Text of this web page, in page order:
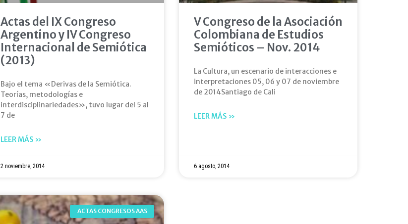
Actas del IX Congreso
Argentino y IV Congreso
Internacional de Semiótica
(2013)
Bajo el tema «Derivas de la Semiótica.
Teorías, metodologías e
interdisciplinariedades», tuvo lugar del 5 al
7 de
LEER MÁS »
2 noviembre, 2014
V Congreso de la Asociación
Colombiana de Estudios
Semióticos – Nov. 2014
La Cultura, un escenario de interacciones e
interpretaciones 05, 06 y 07 de noviembre
de 2014Santiago de Cali
LEER MÁS »
6 agosto, 2014
ACTAS CONGRESOS AAS